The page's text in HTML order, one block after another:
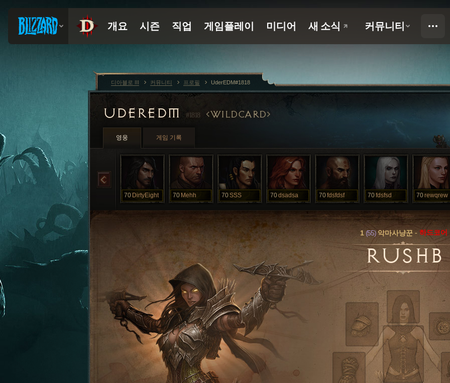
UDEREDM#1818 WILDCARD
영웅 게임 기록
70 DirtyEight 70 Mehh 70SSS 70dsadsa 70fdsfdsf 70fdsfsd 70rewqrew
1 (55)악마사냥꾼 - 하드코어
RUSHB
디아블로 III 커뮤니티 프로필 UderEDM#1818